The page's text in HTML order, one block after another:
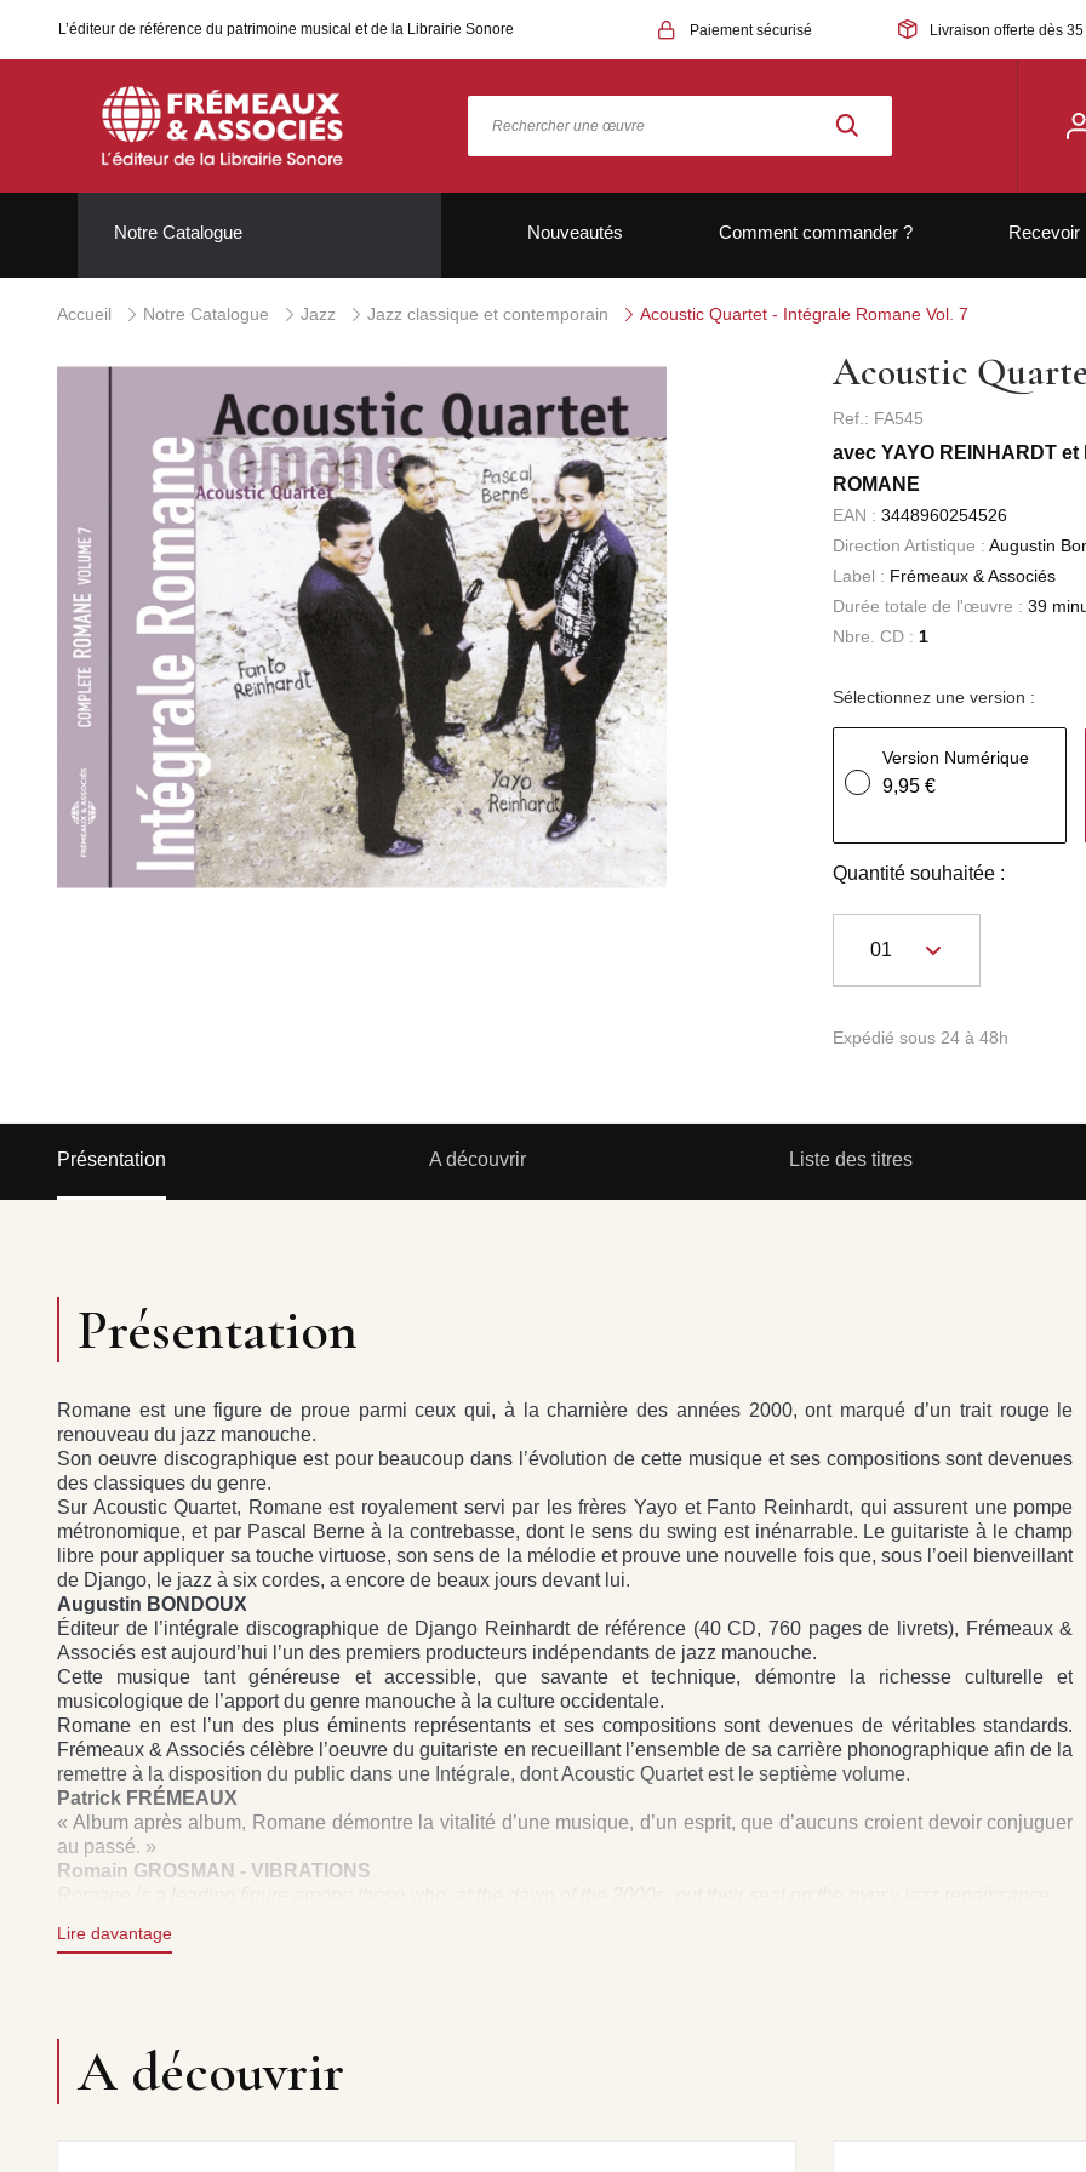
L’éditeur de référence du patrimoine musical et de la Librairie Sonore Paiement sécurisé Livraison offerte dès
Notre Catalogue Nouveautés Comment commander ? Recevoir
Accueil Notre Catalogue Jazz Jazz classique et contemporain Acoustic Quartet - Intégrale Romane Vol. 7
Acoustic
Ref.: FA545
avec YAYO REINHARDT
ROMANE
EAN : 3448960254526
Direction Artistique : Augustin
Label : Frémeaux & Associés
Durée totale de l'œuvre : 39
Nbre. CD : 1
Sélectionnez une version :
Version Numérique
9,95 €
Quantité souhaitée :
Expédié sous 24 à 48h
Présentation A découvrir Liste des titres
Présentation
Romane est une figure de proue parmi ceux qui, à la charnière des années 2000, ont marqué d’un trait rouge le
renouveau du jazz manouche.
Son oeuvre discographique est pour beaucoup dans l’évolution de cette musique et ses compositions sont devenues
des classiques du genre.
Sur Acoustic Quartet, Romane est royalement servi par les frères Yayo et Fanto Reinhardt, qui assurent une pompe
métronomique, et par Pascal Berne à la contrebasse, dont le sens du swing est inénarrable. Le guitariste à le champ
libre pour appliquer sa touche virtuose, son sens de la mélodie et prouve une nouvelle fois que, sous l’oeil bienveillant
de Django, le jazz à six cordes, a encore de beaux jours devant lui.
Augustin BONDOUX
Éditeur de l’intégrale discographique de Django Reinhardt de référence (40 CD, 760 pages de livrets), Frémeaux &
Associés est aujourd’hui l’un des premiers producteurs indépendants de jazz manouche.
Cette musique tant généreuse et accessible, que savante et technique, démontre la richesse culturelle et
musicologique de l’apport du genre manouche à la culture occidentale.
Romane en est l’un des plus éminents représentants et ses compositions sont devenues de véritables standards.
Frémeaux & Associés célèbre l’oeuvre du guitariste en recueillant l’ensemble de sa carrière phonographique afin de la
remettre à la disposition du public dans une Intégrale, dont Acoustic Quartet est le septième volume.
Patrick FRÉMEAUX
« Album après album, Romane démontre la vitalité d’une musique, d’un esprit, que d’aucuns croient devoir conjuguer
au passé. »
Romain GROSMAN - VIBRATIONS
On Acoustic Quartet, Romane is royally assisted by the brothers Yayo and Fanto Reinhardt, who lay down the
the benevolent eye of Django, six-string jazz still has a fine future.
Augustin BONDOUX
As the publisher of the complete recordings of Django Reinhardt — the set is a work of reference with 40CDs and
Lire davantage
A découvrir